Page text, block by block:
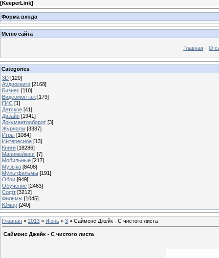
[KeeperLink]
Форма входа
Меню сайта
Главная О
Categories
3D [120]
Аудиокниги [2168]
Бизнес [110]
Видеомонтаж [179]
ГИС [1]
Детское [41]
Дизайн [1941]
Документооборот [3]
Журналы [3387]
Игры [1084]
Интересное [13]
Книги [18286]
Манимейкинг [7]
Мобильные [217]
Музыка [8408]
Мультфильмы [191]
Обои [949]
Обучение [2463]
Софт [3212]
Фильмы [1045]
Юмор [240]
Главная » 2013 » Июнь » 3 » Саймонс Джейк - С чистого листа
Саймонс Джейк - С чистого листа